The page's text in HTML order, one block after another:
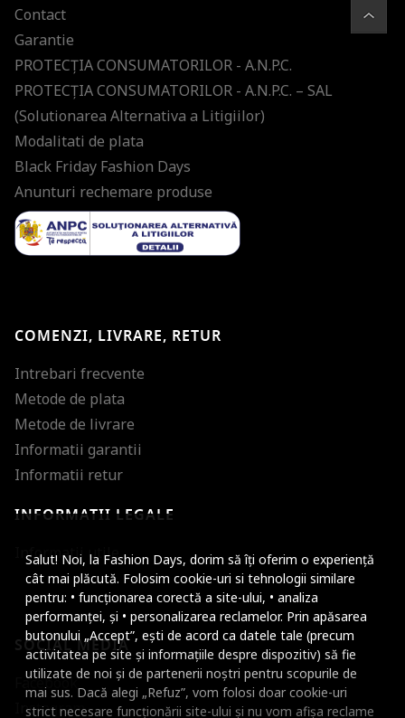
Salut! Noi, la Fashion Days, dorim să îți oferim o experiență
cât mai plăcută. Folosim cookie-uri si tehnologii similare
pentru: • funcționarea corectă a site-ului, • analiza
performanței, și • personalizarea reclamelor. Prin apăsarea
butonului „Accept”, ești de acord ca datele tale (precum
activitatea pe site și informațiile despre dispozitiv) să fie
utilizate de noi și de partenerii noștri pentru scopurile de
mai sus. Dacă alegi „Refuz”, vom folosi doar cookie-uri
strict necesare funcționării site-ului și nu vom afișa reclame
Contact
Garantie
PROTECŢIA CONSUMATORILOR - A.N.P.C.
PROTECŢIA CONSUMATORILOR - A.N.P.C. – SAL
(Solutionarea Alternativa a Litigiilor)
Modalitati de plata
Black Friday Fashion Days
Anunturi rechemare produse
COMENZI, LIVRARE, RETUR
Intrebari frecvente
Metode de plata
Metode de livrare
Informatii garantii
Informatii retur
INFORMATII LEGALE
Informatii utile
SOCIAL MEDIA
Facebook
Instagram
Micsoreaza
Mareste spatierea
Micsoreaza
Mareste inaltimea